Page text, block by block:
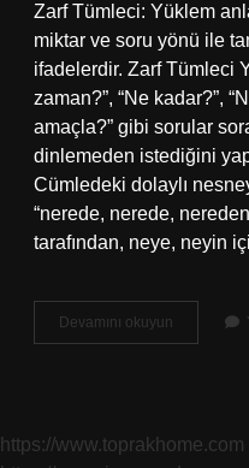
Zarf Tümleci: Yüklem
miktar ve soru yönü ile
ifadelerdir. Zarf Tümleci
zaman?”, “Ne kadar?”,
amaçla?” gibi sorular
dinlemeden istediğini
Cümledeki dolaylı
“nerede, nerede,
tarafından, neye, neyin
Devamını okuyun
Tümleci
https://www.toprakhome.com